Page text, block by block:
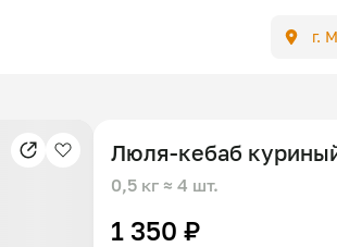
г.
Люля-кебаб
0,5 кг ≈ 4 шт.
1 350 ₽